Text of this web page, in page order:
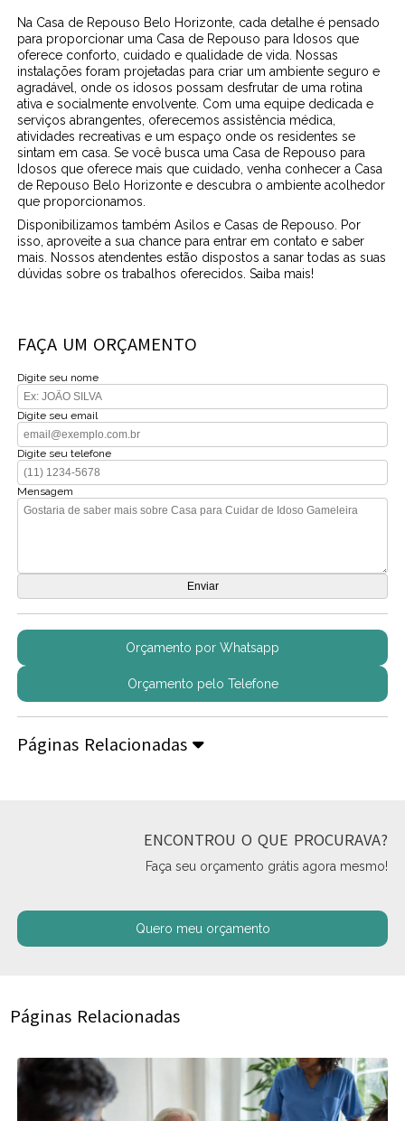
Na Casa de Repouso Belo Horizonte, cada detalhe é pensado
para proporcionar uma Casa de Repouso para Idosos que
oferece conforto, cuidado e qualidade de vida. Nossas
instalações foram projetadas para criar um ambiente seguro e
agradável, onde os idosos possam desfrutar de uma rotina
ativa e socialmente envolvente. Com uma equipe dedicada e
serviços abrangentes, oferecemos assistência médica,
atividades recreativas e um espaço onde os residentes se
sintam em casa. Se você busca uma Casa de Repouso para
Idosos que oferece mais que cuidado, venha conhecer a Casa
de Repouso Belo Horizonte e descubra o ambiente acolhedor
que proporcionamos.
Disponibilizamos também Asilos e Casas de Repouso. Por
isso, aproveite a sua chance para entrar em contato e saber
mais. Nossos atendentes estão dispostos a sanar todas as suas
dúvidas sobre os trabalhos oferecidos. Saiba mais!
FAÇA UM ORÇAMENTO
Digite seu nome
Digite seu email
Digite seu telefone
Mensagem
Orçamento por Whatsapp
Orçamento pelo Telefone
Páginas Relacionadas
ENCONTROU O QUE PROCURAVA?
Faça seu orçamento grátis agora mesmo!
Quero meu orçamento
Páginas Relacionadas